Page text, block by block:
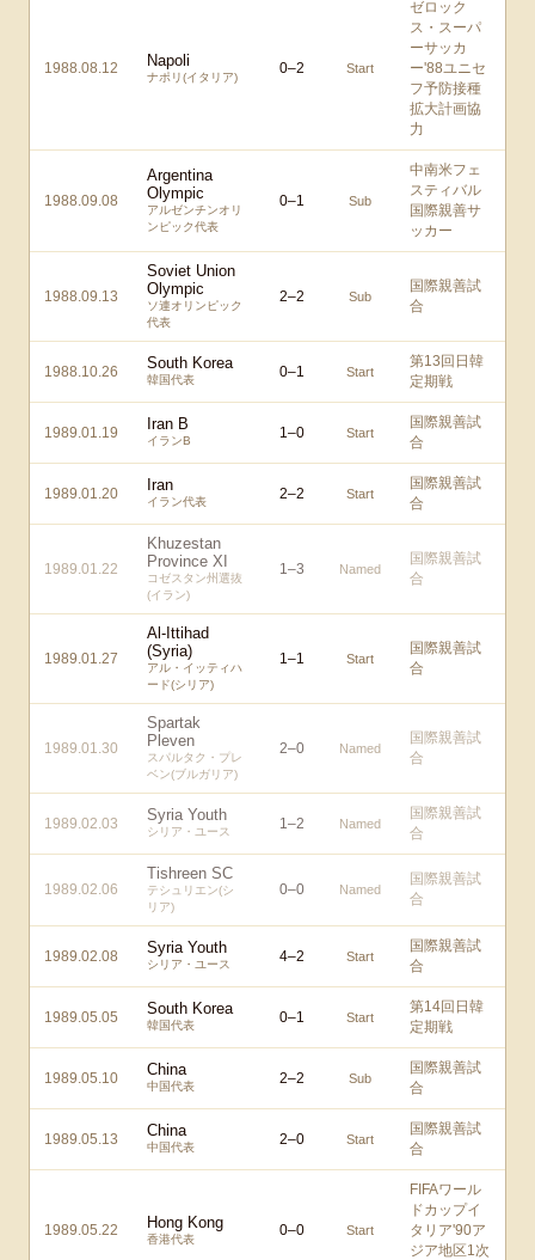
1988.08.12 Napoli
ナポリ(イタリア)
0–2 Start
ゼロック
ス・スーパ
ーサッカ
ー'88ユニセ
フ予防接種
拡大計画協
力
1988.09.08
Argentina
Olympic
アルゼンチンオリ
ンピック代表
0–1 Sub
中南米フェ
スティバル
国際親善サ
ッカー
1988.09.13
Soviet Union
Olympic
ソ連オリンピック
代表
2–2 Sub
国際親善試
合
1988.10.26 South Korea
韓国代表 0–1 Start
第13回日韓
定期戦
1989.01.19 Iran B
イランB 1–0 Start
国際親善試
合
1989.01.20 Iran
イラン代表 2–2 Start
国際親善試
合
1989.01.22
Khuzestan
Province XI
コゼスタン州選抜
(イラン)
1–3 Named
国際親善試
合
1989.01.27
Al-Ittihad
(Syria)
アル・イッティハ
ード(シリア)
1–1 Start
国際親善試
合
1989.01.30
Spartak
Pleven
スパルタク・プレ
ベン(ブルガリア)
2–0 Named
国際親善試
合
1989.02.03 Syria Youth
シリア・ユース 1–2 Named
国際親善試
合
1989.02.06
Tishreen SC
テシュリエン(シ
リア)
0–0 Named
国際親善試
合
1989.02.08 Syria Youth
シリア・ユース 4–2 Start
国際親善試
合
1989.05.05 South Korea
韓国代表 0–1 Start
第14回日韓
定期戦
1989.05.10 China
中国代表 2–2 Sub
国際親善試
合
1989.05.13 China
中国代表 2–0 Start
国際親善試
合
1989.05.22 Hong Kong
香港代表
0–0 Start
FIFAワール
ドカップイ
タリア'90ア
ジア地区1次